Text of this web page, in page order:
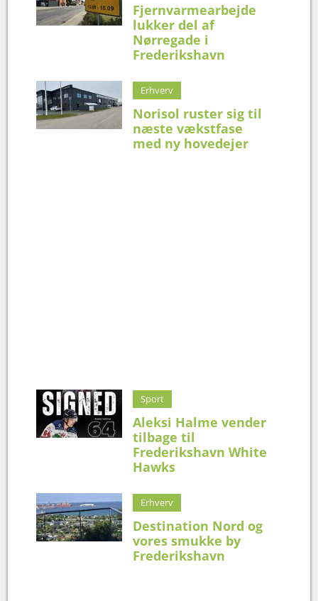
Fjernvarmearbejde
lukker del af
Nørregade i
Frederikshavn
Erhverv
Norisol ruster sig til
næste vækstfase
med ny hovedejer
Sport
Aleksi Halme vender
tilbage til
Frederikshavn White
Hawks
Erhverv
Destination Nord og
vores smukke by
Frederikshavn